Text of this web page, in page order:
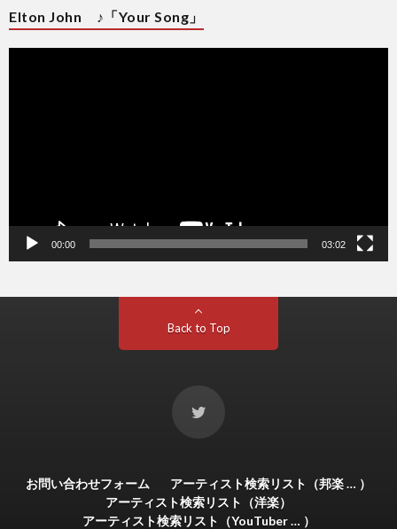
Elton John ♪「Your Song」
動
00:00 03:02
Back to Top
お問い合わせフォーム
アーティスト検索リスト（邦楽 … ）
アーティスト検索リスト（洋楽）
アーティスト検索リスト（YouTuber … ）